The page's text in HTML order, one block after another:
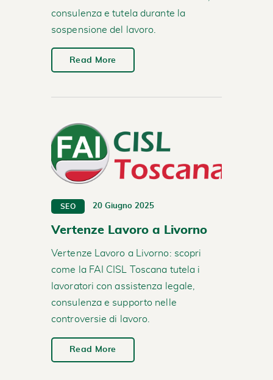
consulenza e tutela durante la
sospensione del lavoro.
Read More
SEO 20 Giugno 2025
Vertenze Lavoro a Livorno
Vertenze Lavoro a Livorno: scopri
come la FAI CISL Toscana tutela i
lavoratori con assistenza legale,
consulenza e supporto nelle
controversie di lavoro.
Read More